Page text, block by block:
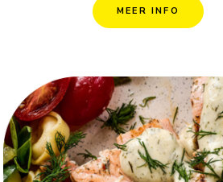
MEER INFO